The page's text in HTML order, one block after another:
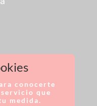
conocerte
que
medida.